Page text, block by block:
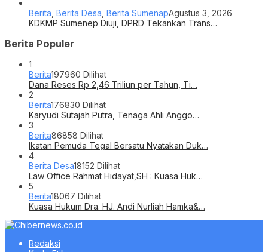
Berita Berita Desa Berita SumenapAgustus 3, 2026
KDKMP Sumenep Diuji, DPRD Tekankan Trans…
Berita Populer
1
Berita197960 Dilihat
Dana Reses Rp 2,46 Triliun per Tahun, Ti…
2
Berita176830 Dilihat
Karyudi Sutajah Putra, Tenaga Ahli Anggo…
3
Berita86858 Dilihat
Ikatan Pemuda Tegal Bersatu Nyatakan Duk…
4
Berita Desa18152 Dilihat
Law Office Rahmat Hidayat,SH : Kuasa Huk…
5
Berita18067 Dilihat
Kuasa Hukum Dra. HJ. Andi Nurliah Hamka&…
Redaksi